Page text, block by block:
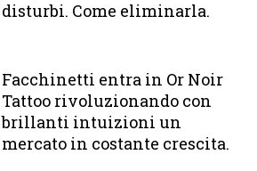
disturbi. Come eliminarla.
Facchinetti entra in Or Noir
Tattoo rivoluzionando con
brillanti intuizioni un
mercato in costante crescita.